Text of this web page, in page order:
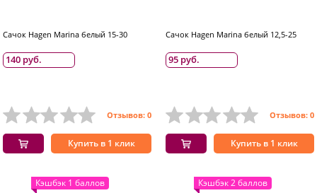
Сачок Hagen Marina белый 15-30
140 руб.
Отзывов: 0
Купить в 1 клик
Сачок Hagen Marina белый 12,5-25
95 руб.
Отзывов: 0
Купить в 1 клик
Кэшбэк 1 баллов Кэшбэк 2 баллов